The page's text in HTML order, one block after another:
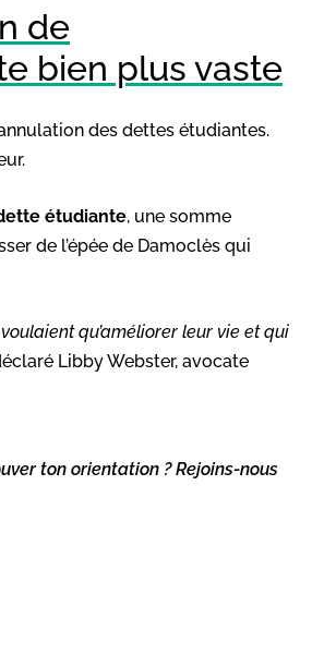
de
bien plus vaste
des dettes étudiantes.
étudiante, une somme
de l’épée de Damoclès qui
qu’améliorer leur vie et qui
Libby Webster, avocate
ton orientation ? Rejoins-nous